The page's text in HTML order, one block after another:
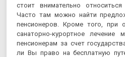
стоит внимательно
Часто там можно найти
пенсионеров. Кроме того, при
санаторно-курортное лечение
пенсионерам за счет
ли Вы право на бесплатную